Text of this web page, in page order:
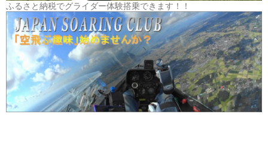
ふるさと納税でグライダー体験搭乗できます！！